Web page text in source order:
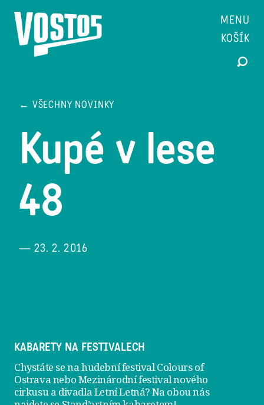
MENU
KOŠÍK
← VŠECHNY NOVINKY
Kupé v lese
48
— 23. 2. 2016
KABARETY NA FESTIVALECH
Chystáte se na hudební festival Colours of
Ostrava nebo Mezinárodní festival nového
cirkusu a divadla Letní Letná? Na obou nás